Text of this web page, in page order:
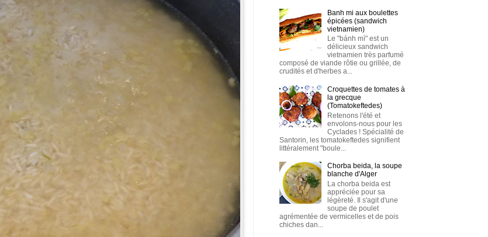
Banh mi aux boulettes
épicées (sandwich
vietnamien)
Le "bánh mì" est un
délicieux sandwich
vietnamien très parfumé
composé de viande rôtie ou grillée, de
crudités et d'herbes a...
Croquettes de tomates à
la grecque
(Tomatokeftedes)
Retenons l'été et
envolons-nous pour les
Cyclades ! Spécialité de
Santorin, les tomatokeftedes signifient
littéralement "boule...
Chorba beida, la soupe
blanche d'Alger
La chorba beida est
appréciée pour sa
légèreté. Il s'agit d'une
soupe de poulet
agrémentée de vermicelles et de pois
chiches dan...